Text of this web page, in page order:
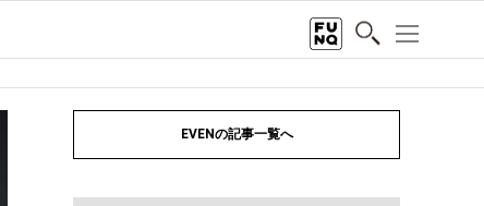
EVENの記事一覧へ